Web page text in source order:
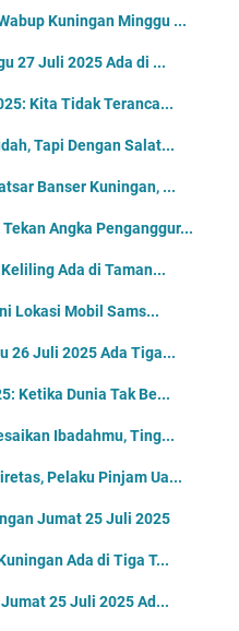
Kuningan Minggu ...
27 Juli 2025 Ada di ...
Kita Tidak Teranca...
Tapi Dengan Salat...
Banser Kuningan, ...
Angka Penganggur...
Ada di Taman...
Lokasi Mobil Sams...
26 Juli 2025 Ada Tiga...
Ketika Dunia Tak Be...
Ibadahmu, Ting...
Pelaku Pinjam Ua...
Jumat 25 Juli 2025
Ada di Tiga T...
25 Juli 2025 Ad...